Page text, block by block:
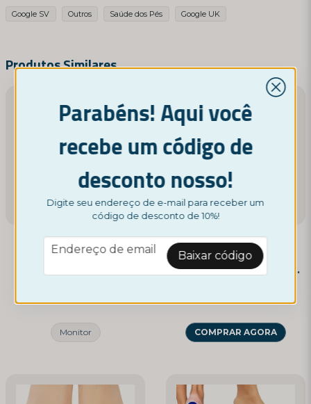
Produtos Similares
NORDICTEST
Monitor
NORDICTEST
Máscara para Pés - Peeling para os Seus Pés
COMPRAR AGORA
Nome
Endereço de email
Sim, você pode publicar minha pergunta
Google SV Outros Saúde dos Pés Google UK
Parabéns! Aqui você
recebe um código de
desconto nosso!
Digite seu endereço de e-mail para receber um
código de desconto de 10%!
email
Endereço de email Baixar código